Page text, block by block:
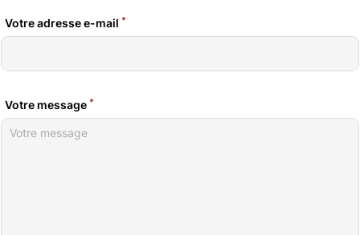
Votre adresse e-mail *
Votre message *